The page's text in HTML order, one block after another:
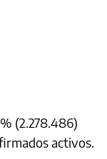
(2.278.486)
activos.